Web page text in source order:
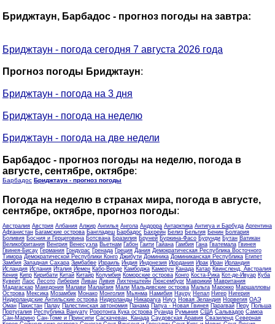
Бриджтаун, Барбадос - прогноз погоды на завтра:
Бриджтаун - погода сегодня 7 августа 2026 года
Прогноз погоды Бриджтаун:
Бриджтаун - погода на 3 дня
Бриджтаун - погода на неделю
Бриджтаун - погода на две недели
Барбадос - прогноз погоды на неделю, погода в
августе, сентябре, октябре:
Барбадос Бриджтаун - прогноз погоды
Погода на неделю в странах мира, погода в августе,
сентябре, октябре, прогноз погоды:
Австралия Австрия Албания Алжир Ангилья Ангола Андорра Антарктика Антигуа и Барбуда Аргентина
Афганистан Багамские острова Бангладеш Барбадос Бахрейн Белиз Бельгия Бенин Болгария
Боливия Босния и Герцеговина Ботсвана Бразилия Бруней Буркина-Фасо Бурунди Бутан Ватикан
Великобритания Венгрия Венесуэла Вьетнам Габон Гаити Гайана Гамбия Гана Гватемала Гвинея
Гвинея-Бисау Германия Гондурас Гренада Греция Дания Демократическая Республика Восточного
Тимора Демократической Республики Конго Джибути Доминика Доминиканская Республика Египет
Замбия Западная Сахара Зимбабве Израиль Индия Индонезия Иордания Ирак Иран Ирландия
Исландия Испания Италия Йемен Кабо-Верде Камбоджа Камерун Канада Катар Квинсленд, Австралия
Кения Кипр Кирибати Китай Китайр Колумбия Коморские острова Конго Коста-Рика Кот-де-Ивуар Куба
Кувейт Лаос Лесото Либерия Ливан Ливия Лихтенштейн Люксембург Маврикий Мавритания
Мадагаскар Македония Малави Малайзия Мали Мальдивские острова Мальта Марокко Маршалловы
Острова Мексика Мозамбик Монако Монголия Мьянма Намибия Науру Непал Нигер Нигерия
Нидерландские Антильские острова Нидерланды Никарагуа Ниуэ Новая Зеландия Норвегия ОАЭ
Оман Пакистан Палау Палестинская автономия Панама Папуа - Новая Гвинея Парагвай Перу Польша
Португалия Республика Вануату Роротонга Кука острова Руанда Румыния США Сальвадор Самоа
Сан-Марино Сан-Томе и Принсипи Саскачеван, Канада Саудовская Аравия Свазиленд Северная